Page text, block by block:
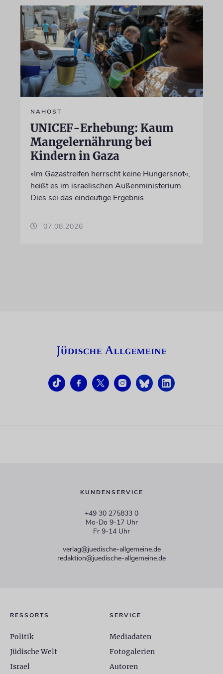
NAHOST
UNICEF-Erhebung: Kaum
Mangelernährung bei
Kindern in Gaza
»Im Gazastreifen herrscht keine Hungersnot«,
heißt es im israelischen Außenministerium.
Dies sei das eindeutige Ergebnis
07.08.2026
KUNDENSERVICE
+49 30 275833 0
Mo-Do 9-17 Uhr
Fr 9-14 Uhr
verlag@juedische-allgemeine.de
redaktion@juedische-allgemeine.de
RESSORTS
Politik
Jüdische Welt
Israel
SERVICE
Mediadaten
Fotogalerien
Autoren